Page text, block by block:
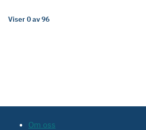
Viser 0 av 96
Om oss